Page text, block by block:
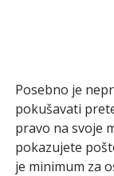
Posebno je
pokušavati
pravo na svoje
pokazujete
je minimum za